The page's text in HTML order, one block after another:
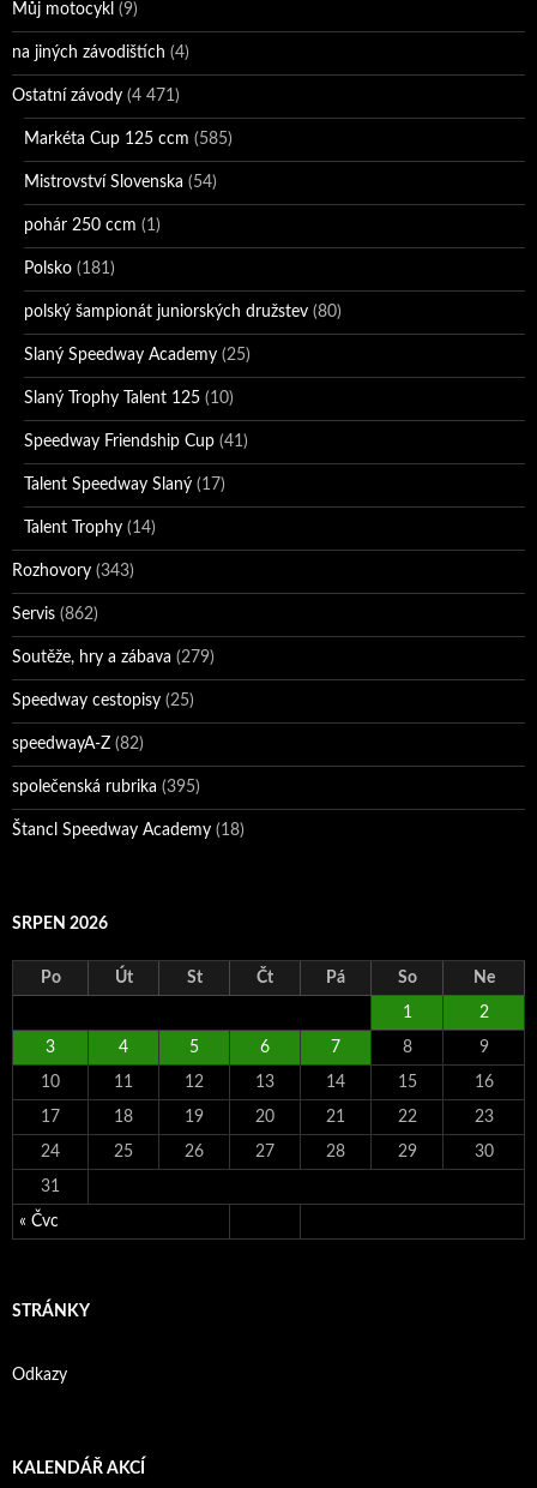
Můj motocykl (9)
na jiných závodištích (4)
Ostatní závody (4 471)
Markéta Cup 125 ccm (585)
Mistrovství Slovenska (54)
pohár 250 ccm (1)
Polsko (181)
polský šampionát juniorských družstev (80)
Slaný Speedway Academy (25)
Slaný Trophy Talent 125 (10)
Speedway Friendship Cup (41)
Talent Speedway Slaný (17)
Talent Trophy (14)
Rozhovory (343)
Servis (862)
Soutěže, hry a zábava (279)
Speedway cestopisy (25)
speedwayA-Z (82)
společenská rubrika (395)
Štancl Speedway Academy (18)
SRPEN 2026
Po Út St Čt Pá So Ne
« Čvc
1 2
3 4 5 6 7 8 9
10 11 12 13 14 15 16
17 18 19 20 21 22 23
24 25 26 27 28 29 30
31
STRÁNKY
Odkazy
KALENDÁŘ AKCÍ